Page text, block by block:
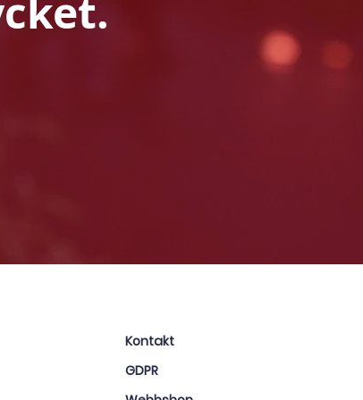
Kontakt
GDPR